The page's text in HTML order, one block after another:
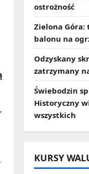
ostrożność
Zielona Góra:
balonu na
Odzyskany
zatrzymany
Świebodzin
Historyczny
wszystkich
KURSY